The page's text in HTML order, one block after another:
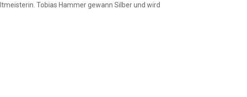
Tobias Hammer gewann Silber und wird